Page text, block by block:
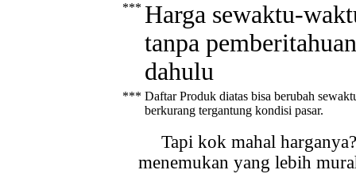
*** Harga sewaktu-
tanpa
dahulu
*** Daftar Produk diatas bisa berubah
berkurang tergantung kondisi pasar.
Tapi kok mahal
menemukan yang lebih